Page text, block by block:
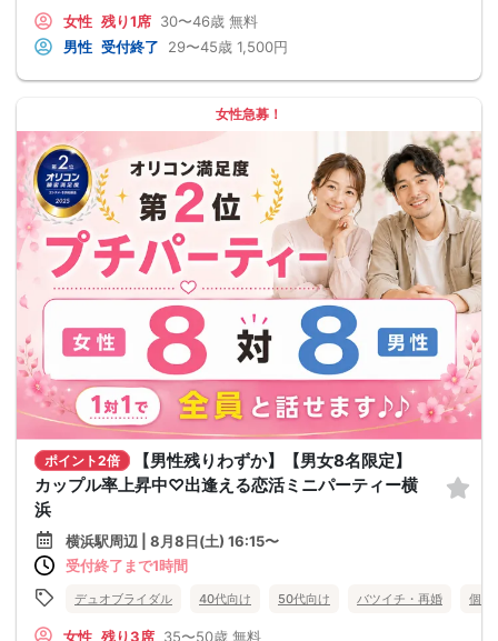
女性 残り1席 30〜46歳 無料
男性 受付終了 29〜45歳 1,500円
女性急募！
ポイント2倍
【男性残りわずか】【男女8名限定】
カップル率上昇中♡出逢える恋活ミニパーティー横
浜
横浜駅周辺 | 8月8日(土) 16:15〜
受付終了まで1時間
デュオブライダル 40代向け 50代向け バツイチ・再婚 個室
女性 残り3席 35〜50歳 無料